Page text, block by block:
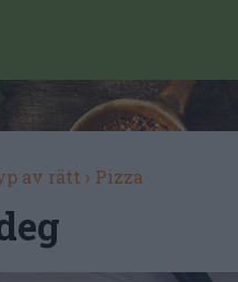
av rätt › Pizza